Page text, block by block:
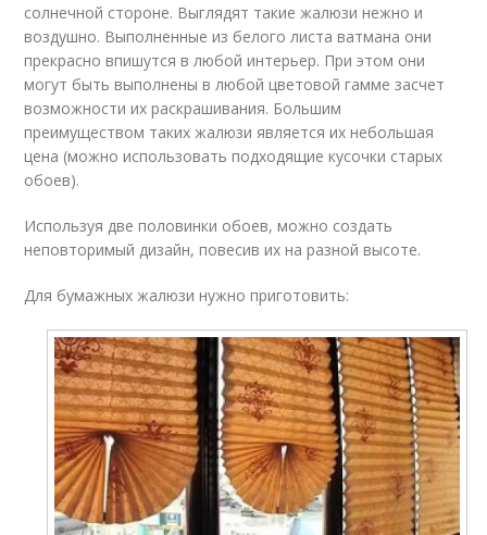
солнечной стороне. Выглядят такие жалюзи нежно и
воздушно. Выполненные из белого листа ватмана они
прекрасно впишутся в любой интерьер. При этом они
могут быть выполнены в любой цветовой гамме засчет
возможности их раскрашивания. Большим
преимуществом таких жалюзи является их небольшая
цена (можно использовать подходящие кусочки старых
обоев).
Используя две половинки обоев, можно создать
неповторимый дизайн, повесив их на разной высоте.
Для бумажных жалюзи нужно приготовить: